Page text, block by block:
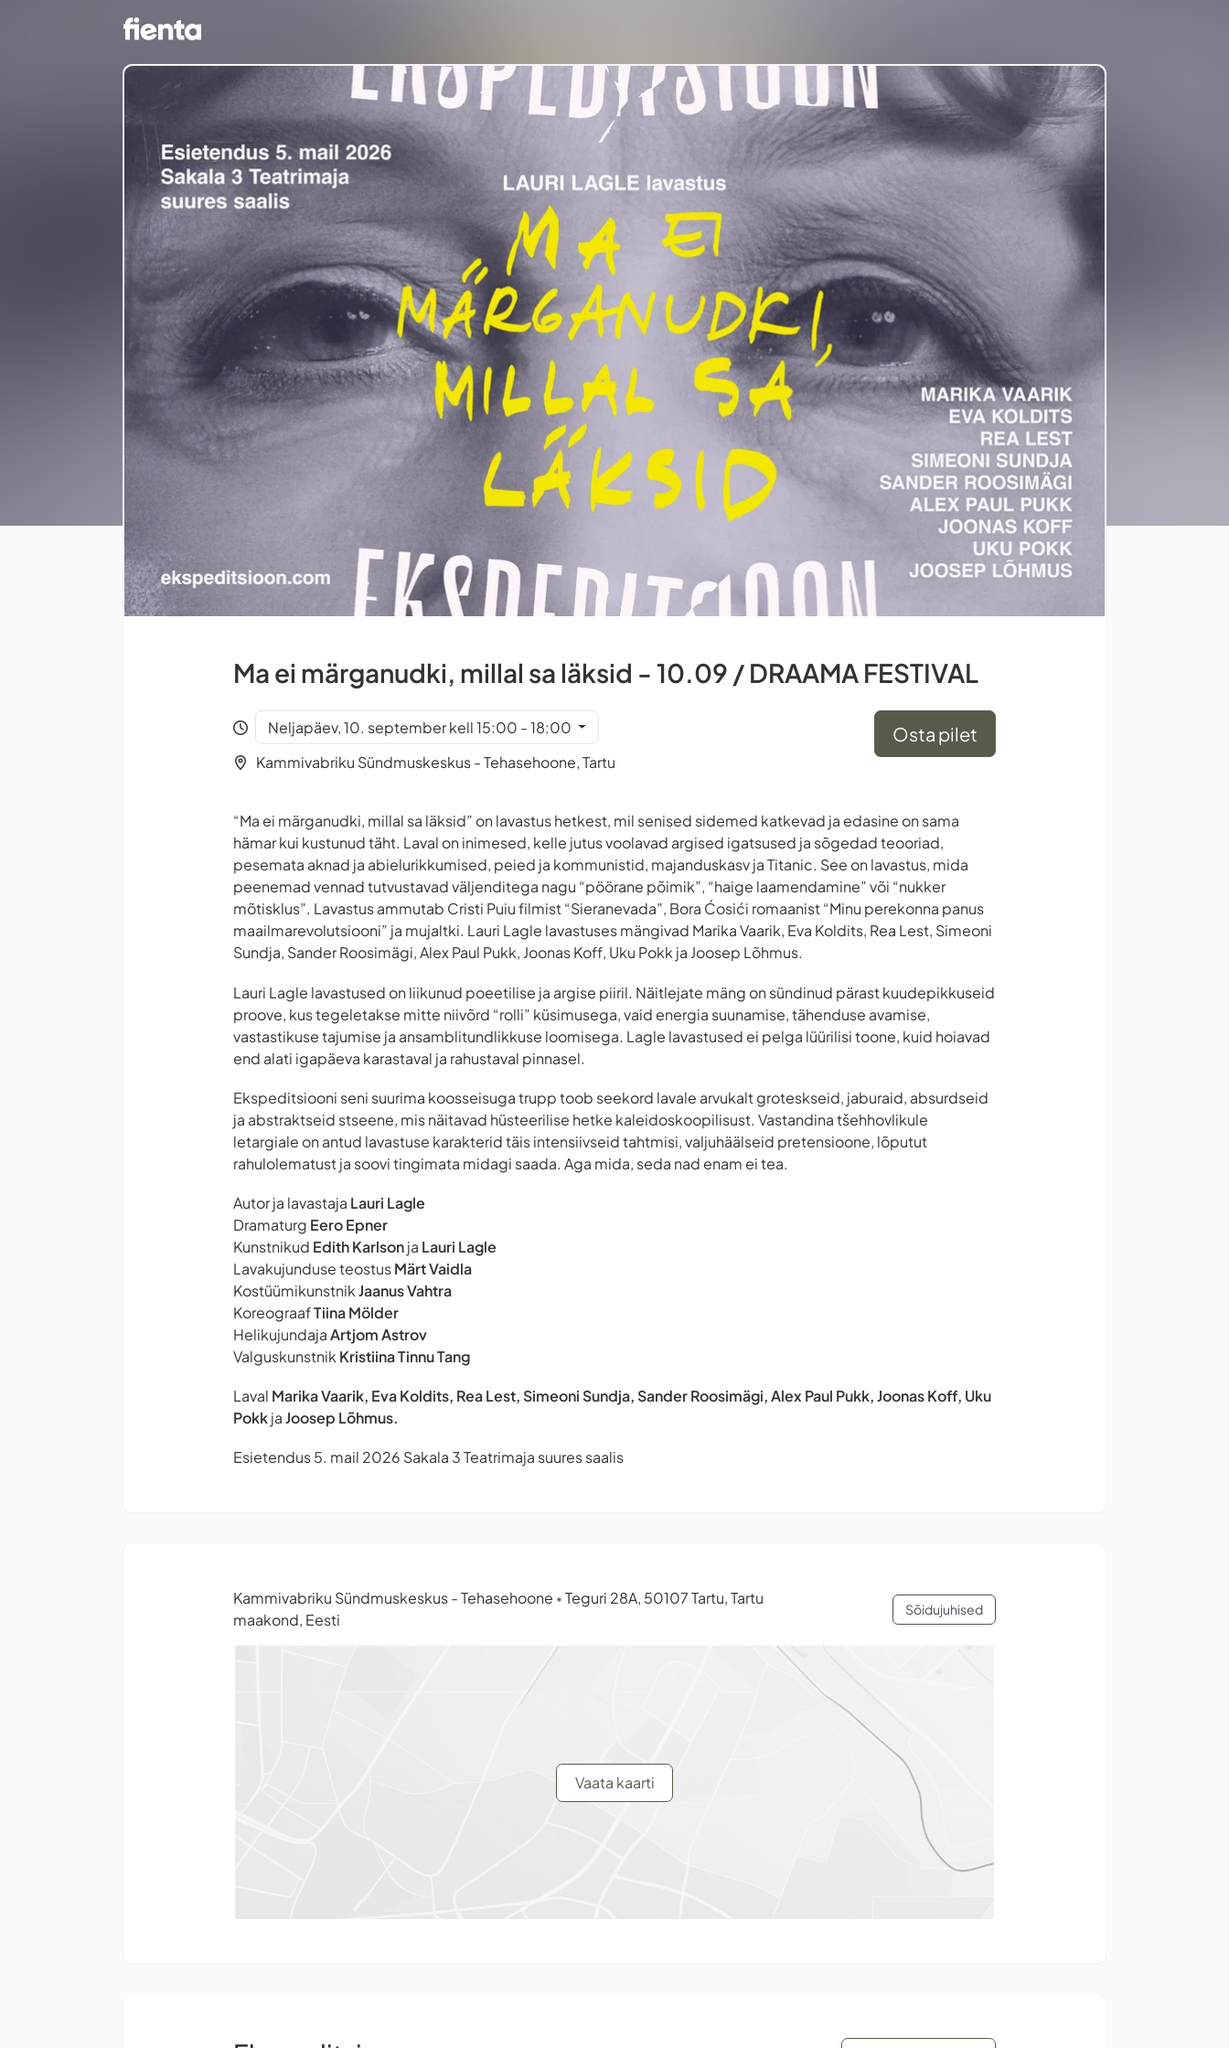
Ma ei märganudki, millal sa läksid - 10.09 / DRAAMA FESTIVAL
Neljapäev, 10. september kell 15:00 - 18:00
Kammivabriku Sündmuskeskus - Tehasehoone, Tartu
Osta pilet
“Ma ei märganudki, millal sa läksid” on lavastus hetkest, mil senised sidemed katkevad ja edasine on sama
hämar kui kustunud täht. Laval on inimesed, kelle jutus voolavad argised igatsused ja sõgedad teooriad,
pesemata aknad ja abielurikkumised, peied ja kommunistid, majanduskasv ja Titanic. See on lavastus, mida
peenemad vennad tutvustavad väljenditega nagu “pöörane põimik”, “haige laamendamine” või “nukker
mõtisklus”. Lavastus ammutab Cristi Puiu filmist “Sieranevada”, Bora Ćosići romaanist “Minu perekonna panus
maailmarevolutsiooni” ja mujaltki. Lauri Lagle lavastuses mängivad Marika Vaarik, Eva Koldits, Rea Lest, Simeoni
Sundja, Sander Roosimägi, Alex Paul Pukk, Joonas Koff, Uku Pokk ja Joosep Lõhmus.
Lauri Lagle lavastused on liikunud poeetilise ja argise piiril. Näitlejate mäng on sündinud pärast kuudepikkuseid
proove, kus tegeletakse mitte niivõrd “rolli” küsimusega, vaid energia suunamise, tähenduse avamise,
vastastikuse tajumise ja ansamblitundlikkuse loomisega. Lagle lavastused ei pelga lüürilisi toone, kuid hoiavad
end alati igapäeva karastaval ja rahustaval pinnasel.
Ekspeditsiooni seni suurima koosseisuga trupp toob seekord lavale arvukalt groteskseid, jaburaid, absurdseid
ja abstraktseid stseene, mis näitavad hüsteerilise hetke kaleidoskoopilisust. Vastandina tšehhovlikule
letargiale on antud lavastuse karakterid täis intensiivseid tahtmisi, valjuhäälseid pretensioone, lõputut
rahulolematust ja soovi tingimata midagi saada. Aga mida, seda nad enam ei tea.
Autor ja lavastaja Lauri Lagle
Dramaturg Eero Epner
Kunstnikud Edith Karlsonja Lauri Lagle
Lavakujunduse teostusMärt Vaidla
KostüümikunstnikJaanus Vahtra
KoreograafTiina Mölder
HelikujundajaArtjom Astrov
Valguskunstnik Kristiina Tinnu Tang
Laval Marika Vaarik, Eva Koldits, Rea Lest, Simeoni Sundja, Sander Roosimägi, Alex Paul Pukk, Joonas Koff, Uku
PokkjaJoosep Lõhmus.
Esietendus 5. mail 2026 Sakala 3 Teatrimaja suures saalis
Kammivabriku Sündmuskeskus - Tehasehoone • Teguri 28A, 50107 Tartu, Tartu
maakond, Eesti
Sõidujuhised
Vaata kaarti